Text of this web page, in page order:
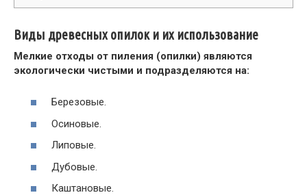
Виды древесных опилок и их использование
Мелкие отходы от пиления (опилки) являются
экологически чистыми и подразделяются на:
Березовые.
Осиновые.
Липовые.
Дубовые.
Каштановые.